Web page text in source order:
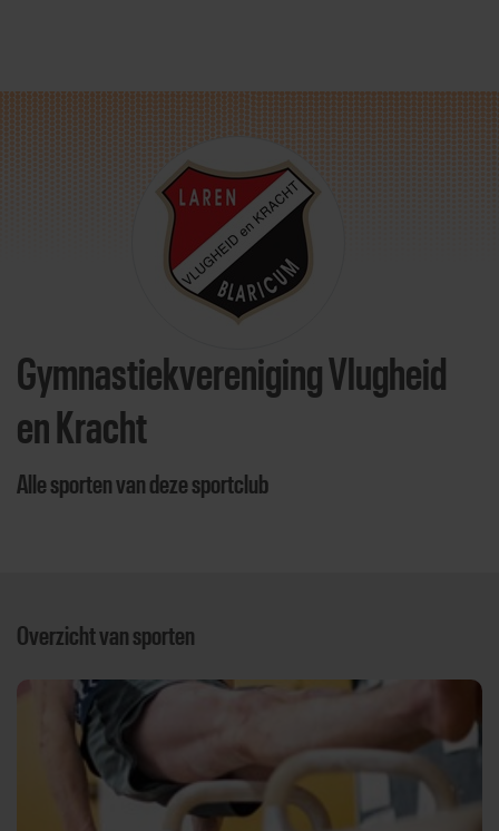
Direct door naar content
Gymnastiekvereniging Vlugheid
en Kracht
Alle sporten van deze sportclub
Overzicht van sporten